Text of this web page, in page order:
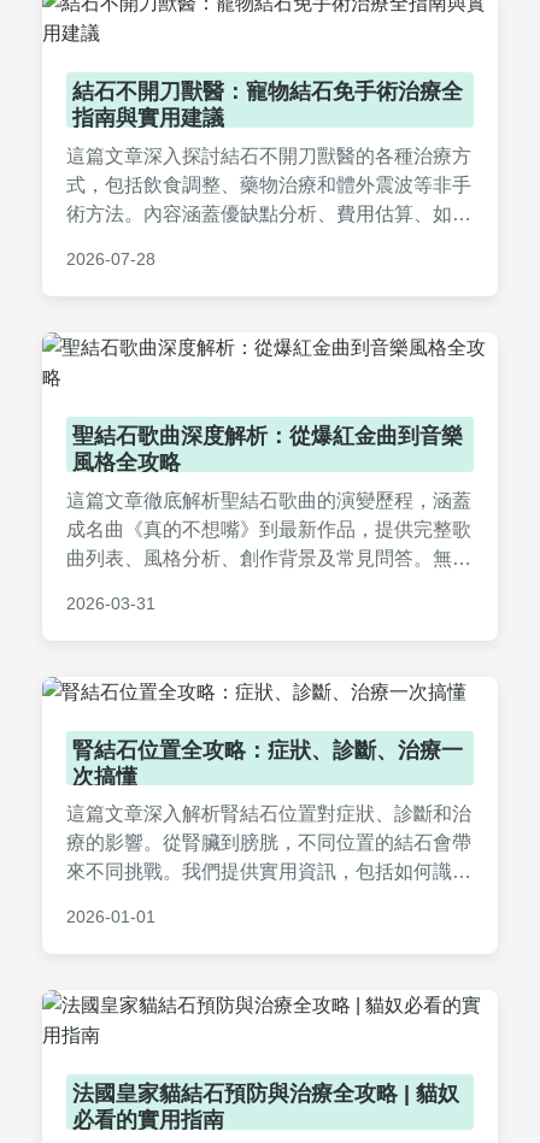
結石不開刀獸醫：寵物結石免手術治療全
指南與實用建議
這篇文章深入探討結石不開刀獸醫的各種治療方
式，包括飲食調整、藥物治療和體外震波等非手
術方法。內容涵蓋優缺點分析、費用估算、如何
人全面了解免開刀選項，減輕寵物痛苦並做出明
智決策。
2026-07-28
聖結石歌曲深度解析：從爆紅金曲到音樂
風格全攻略
這篇文章徹底解析聖結石歌曲的演變歷程，涵蓋
成名曲《真的不想嘴》到最新作品，提供完整歌
曲列表、風格分析、創作背景及常見問答。無論
決所有關於聖結石音樂的疑問。
2026-03-31
腎結石位置全攻略：症狀、診斷、治療一
次搞懂
這篇文章深入解析腎結石位置對症狀、診斷和治
療的影響。從腎臟到膀胱，不同位置的結石會帶
來不同挑戰。我們提供實用資訊，包括如何識別
石位置的重要性。
2026-01-01
法國皇家貓結石預防與治療全攻略 | 貓奴
必看的實用指南